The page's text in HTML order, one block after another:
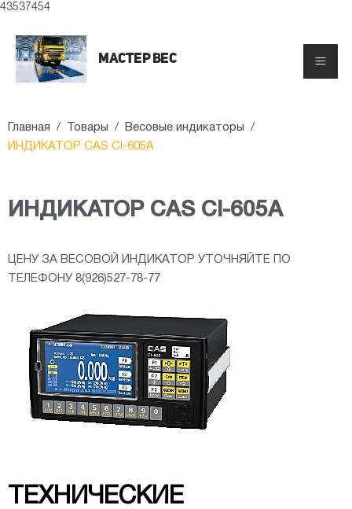
43537454
Мастер вес ≡
Главная / Товары / Весовые индикаторы
/
ИНДИКАТОР CAS CI-605A
ИНДИКАТОР CAS CI-605A
ЦЕНУ ЗА ВЕСОВОЙ ИНДИКАТОР УТОЧНЯЙТЕ ПО
ТЕЛЕФОНУ 8(926)527-78-77
ТЕХНИЧЕСКИЕ